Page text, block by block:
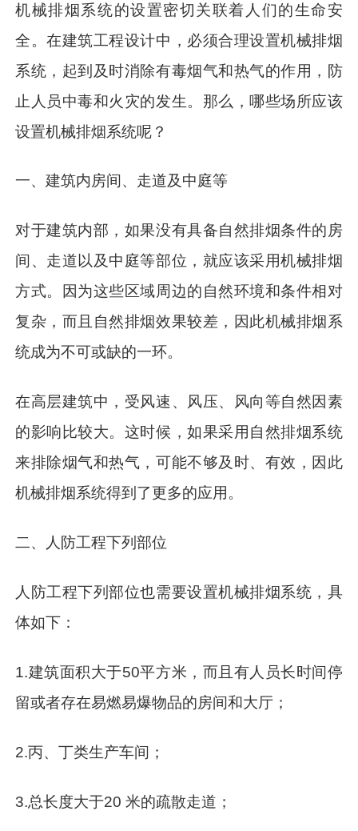
机械排烟系统的设置密切关联着人们的生命安
全。在建筑工程设计中，必须合理设置机械排烟
系统，起到及时消除有毒烟气和热气的作用，防
止人员中毒和火灾的发生。那么，哪些场所应该
设置机械排烟系统呢？
一、建筑内房间、走道及中庭等
对于建筑内部，如果没有具备自然排烟条件的房
间、走道以及中庭等部位，就应该采用机械排烟
方式。因为这些区域周边的自然环境和条件相对
复杂，而且自然排烟效果较差，因此机械排烟系
统成为不可或缺的一环。
在高层建筑中，受风速、风压、风向等自然因素
的影响比较大。这时候，如果采用自然排烟系统
来排除烟气和热气，可能不够及时、有效，因此
机械排烟系统得到了更多的应用。
二、人防工程下列部位
人防工程下列部位也需要设置机械排烟系统，具
体如下：
1.建筑面积大于50平方米，而且有人员长时间停
留或者存在易燃易爆物品的房间和大厅；
2.丙、丁类生产车间；
3.总长度大于20 米的疏散走道；